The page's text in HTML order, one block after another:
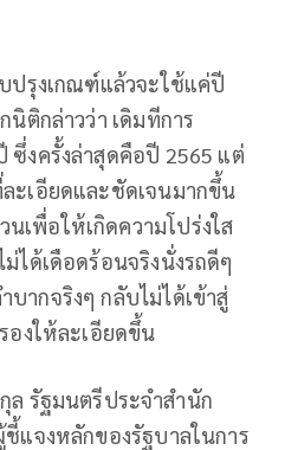
ปรุงเกณฑ์แล้วจะใช้แค่ปี
นิติกล่าวว่า เดิมทีการ
งครั้งล่าสุดคือปี 2565 แต่
ะเอียดและชัดเจนมากขึ้น
เพื่อให้เกิดความโปร่งใส
ได้เดือดร้อนจริงนั่งรถดีๆ
ากจริงๆ กลับไม่ได้เข้าสู่
องให้ละเอียดขึ้น
รัฐมนตรีประจำสำนัก
แจงหลักของรัฐบาลในการ